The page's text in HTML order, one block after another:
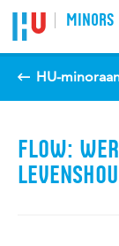
Spring naar pagina
MINORS
HU-
FLOW: